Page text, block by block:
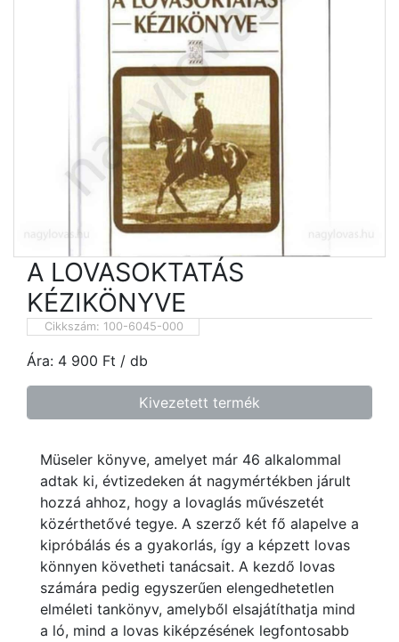
A LOVASOKTATÁS
KÉZIKÖNYVE
Cikkszám: 100-6045-000
Ára: 4 900 Ft / db
Kivezetett termék
Müseler könyve, amelyet már 46 alkalommal
adtak ki, évtizedeken át nagymértékben járult
hozzá ahhoz, hogy a lovaglás művészetét
közérthetővé tegye. A szerző két fő alapelve a
kipróbálás és a gyakorlás, így a képzett lovas
könnyen követheti tanácsait. A kezdő lovas
számára pedig egyszerűen elengedhetetlen
elméleti tankönyv, amelyből elsajátíthatja mind
a ló, mind a lovas kiképzésének legfontosabb